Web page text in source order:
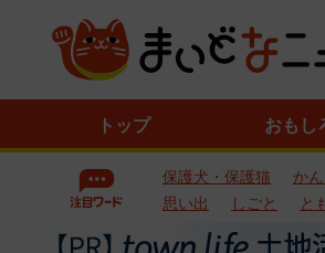
トップ おもし
保護犬・保護猫 か
思い出
しごと と